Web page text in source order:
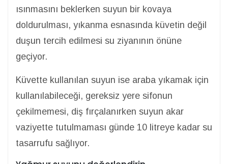
ısınmasını beklerken suyun bir kovaya
doldurulması, yıkanma esnasında küvetin değil
duşun tercih edilmesi su ziyanının önüne
geçiyor.
Küvette kullanılan suyun ise araba yıkamak için
kullanılabileceği, gereksiz yere sifonun
çekilmemesi, diş fırçalanırken suyun akar
vaziyette tutulmaması günde 10 litreye kadar su
tasarrufu sağlıyor.